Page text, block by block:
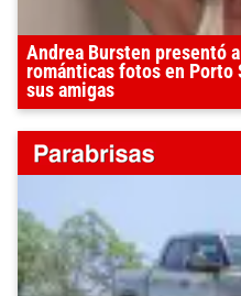
Andrea Bursten presentó
románticas fotos en Porto
sus amigas